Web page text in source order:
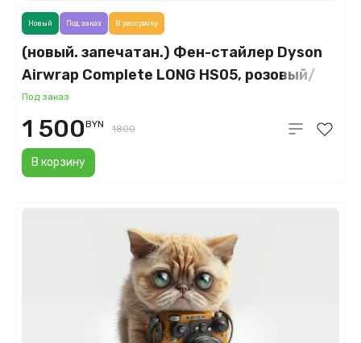
(новый. запечатан.) Фен-стайлер Dyson
Airwrap Complete LONG HS05, розовый/
розовое золото (Sakura Rose Gold)
Под заказ
В корзину
Новый Под заказ В рассрочку
1 500BYN 1800